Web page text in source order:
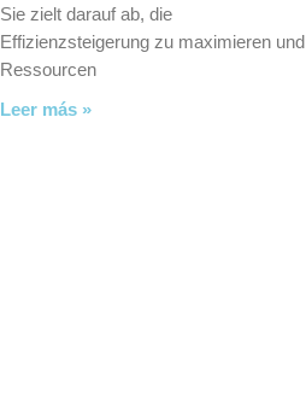
Sie zielt darauf ab, die
Effizienzsteigerung zu maximieren und
Ressourcen
Leer más »